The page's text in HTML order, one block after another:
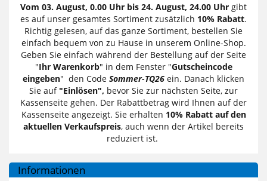
Vom 03. August, 0.00 Uhr bis 24. August, 24.00 Uhr gibt
es auf unser gesamtes Sortiment zusätzlich 10% Rabatt.
Richtig gelesen, auf das ganze Sortiment, bestellen Sie
einfach bequem von zu Hause in unserem Online-Shop.
Geben Sie einfach während der Bestellung auf der Seite
"Ihr Warenkorb" in dem Fenster "Gutscheincode
eingeben" den Code Sommer-TQ26 ein. Danach klicken
Sie auf "Einlösen", bevor Sie zur nächsten Seite, zur
Kassenseite gehen. Der Rabattbetrag wird Ihnen auf der
Kassenseite angezeigt. Sie erhalten 10% Rabatt auf den
aktuellen Verkaufspreis, auch wenn der Artikel bereits
reduziert ist.
Informationen